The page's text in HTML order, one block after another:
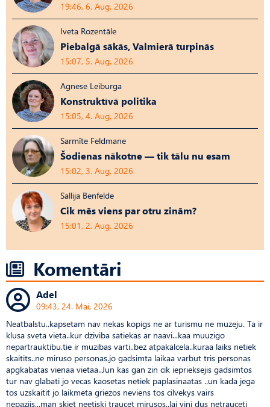
19:46, 6. Aug, 2026
Iveta Rozentāle
Piebalgā sākās, Valmierā turpinās
15:07, 5. Aug, 2026
Agnese Leiburga
Konstruktīvā politika
15:05, 4. Aug, 2026
Sarmīte Feldmane
Šodienas nākotne — tik tālu nu esam
15:02, 3. Aug, 2026
Sallija Benfelde
Cik mēs viens par otru zinām?
15:01, 2. Aug, 2026
Komentāri
Adel
09:43, 24. Mai, 2026
Neatbalstu..kapsetam nav nekas kopigs ne ar turismu ne muzeju. Ta ir
klusa sveta vieta..kur dziviba satiekas ar naavi...kaa muuzigo
nepartrauktibu.tie ir muzibas varti..bez atpakalcela..kuraa laiks netiek
skaitits..ne miruso personas.jo gadsimta laikaa varbut tris personas
apgkabatas vienaa vietaa..Jun kas gan zin cik ieprieksejis gadsimtos
tur nav glabati jo vecas kaosetas netiek paplasinaatas ..un kada jega
tos uzskaitit jo laikmeta griezos neviens tos cilvekys vairs
nepaziis...man skiet neetiski traucet mirusos..lai vini dus netrauceti